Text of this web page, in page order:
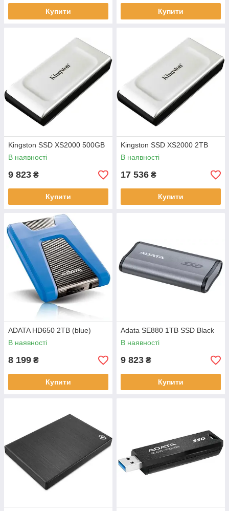
Купити Купити
Kingston SSD XS2000 500GB
В наявності
9 823 ₴
Купити
Kingston SSD XS2000 2TB
В наявності
17 536 ₴
Купити
ADATA HD650 2TB (blue)
В наявності
8 199 ₴
Купити
Adata SE880 1TB SSD Black
В наявності
9 823 ₴
Купити